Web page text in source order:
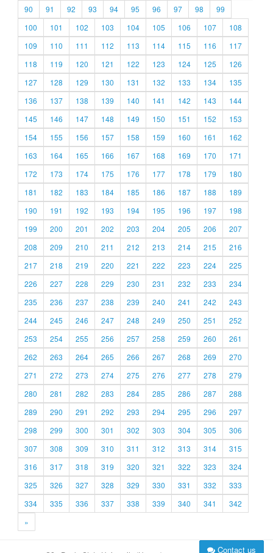
90
91 92 93 94 95 96 97 98
99
100
101 102 103 104 105 106 107
108
109
110 111 112 113 114 115 116
117
118
119 120 121 122 123 124 125
126
127
128 129 130 131 132 133 134
135
136
137 138 139 140 141 142 143
144
145
146 147 148 149 150 151 152
153
154
155 156 157 158 159 160 161
162
163
164 165 166 167 168 169 170
171
172
173 174 175 176 177 178 179
180
181
182 183 184 185 186 187 188
189
190
191 192 193 194 195 196 197
198
199
200 201 202 203 204 205 206
207
208
209 210 211 212 213 214 215
216
217
218 219 220 221 222 223 224
225
226
227 228 229 230 231 232 233
234
235
236 237 238 239 240 241 242
243
244
245 246 247 248 249 250 251
252
253
254 255 256 257 258 259 260
261
262
263 264 265 266 267 268 269
270
271
272 273 274 275 276 277 278
279
280
281 282 283 284 285 286 287
288
289
290 291 292 293 294 295 296
297
298
299 300 301 302 303 304 305
306
307
308 309 310 311 312 313 314
315
316
317 318 319 320 321 322 323
324
325
326 327 328 329 330 331 332
333
334
335 336 337 338 339 340 341
342
»
Contact us